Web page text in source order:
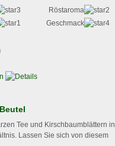
Röstaroma
Geschmack
Tee und Kirschbaumblättern in
Lassen Sie sich von diesem